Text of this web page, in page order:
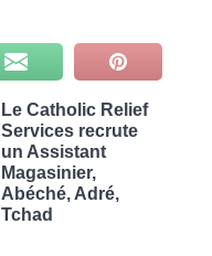
Le Catholic Relief
Services recrute
un Assistant
Magasinier,
Abéché, Adré,
Tchad